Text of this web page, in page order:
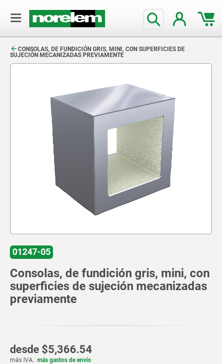
CONSOLAS, DE FUNDICIÓN GRIS, MINI, CON SUPERFICIES DE
SUJECIÓN MECANIZADAS PREVIAMENTE
01247-05
Consolas, de fundición gris, mini, con
superficies de sujeción mecanizadas
previamente
desde $5,366.54
más IVA. más gastos de envío